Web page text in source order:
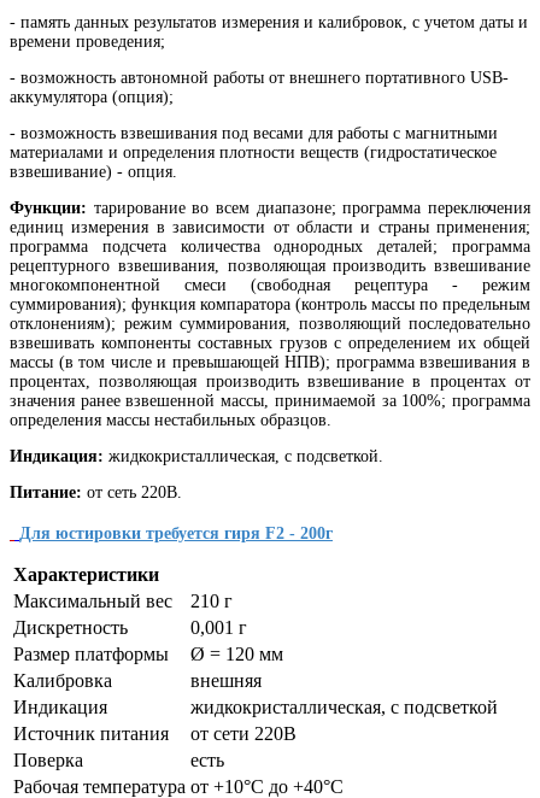
- память данных результатов измерения и калибровок, с учетом даты и
времени проведения;
- возможность автономной работы от внешнего портативного USB-
аккумулятора (опция);
- возможность взвешивания под весами для работы с магнитными
материалами и определения плотности веществ (гидростатическое
взвешивание) - опция.
Функции: тарирование во всем диапазоне; программа переключения
единиц измерения в зависимости от области и страны применения;
программа подсчета количества однородных деталей; программа
рецептурного взвешивания, позволяющая производить взвешивание
многокомпонентной смеси (свободная рецептура - режим
суммирования); функция компаратора (контроль массы по предельным
отклонениям); режим суммирования, позволяющий последовательно
взвешивать компоненты составных грузов с определением их общей
массы (в том числе и превышающей НПВ); программа взвешивания в
процентах, позволяющая производить взвешивание в процентах от
значения ранее взвешенной массы, принимаемой за 100%; программа
определения массы нестабильных образцов.
Индикация: жидкокристаллическая, с подсветкой.
Питание: от сеть 220В.
Для юстировки требуется гиря F2 - 200г
Характеристики
Максимальный вес
210 г
Дискретность
0,001 г
Размер платформы
Ø = 120 мм
Калибровка
внешняя
Индикация
жидкокристаллическая, с подсветкой
Источник питания
от сети 220В
Поверка
есть
Рабочая температура от +10°C до +40°C